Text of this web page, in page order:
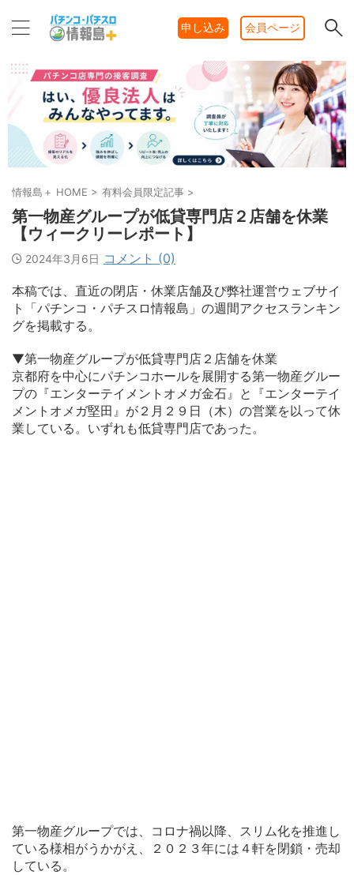
申し込み 会員ページ
情報島＋ HOME > 有料会員限定記事 >
第一物産グループが低貸専門店２店舗を休業
【ウィークリーレポート】
2024年3月6日 コメント (0)
本稿では、直近の閉店・休業店舗及び弊社運営ウェブサイ
ト「パチンコ・パチスロ情報島」の週間アクセスランキン
グを掲載する。
▼第一物産グループが低貸専門店２店舗を休業
京都府を中心にパチンコホールを展開する第一物産グルー
プの『エンターテイメントオメガ金石』と『エンターテイ
メントオメガ堅田』が２月２９日（木）の営業を以って休
業している。いずれも低貸専門店であった。
第一物産グループでは、コロナ禍以降、スリム化を推進し
ている様相がうかがえ、２０２３年には４軒を閉鎖・売却
している。